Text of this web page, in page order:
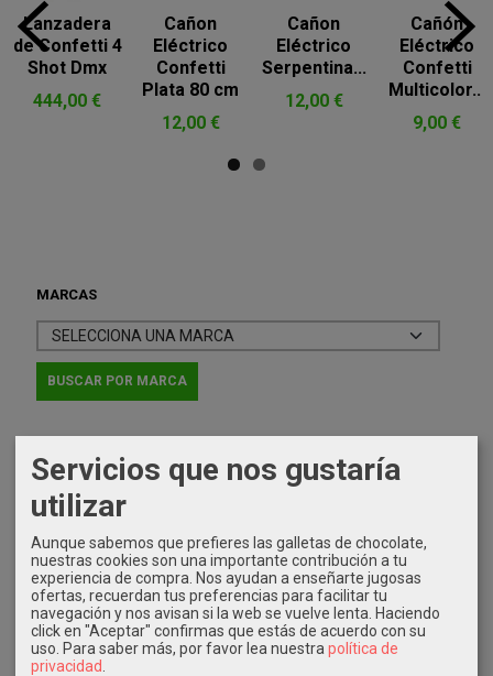
MARCAS
IDIOMA
COSTES DE ENVÍO
GRATIS *
Consultar Destinos
Lanzadera
de Confetti 4
Shot Dmx
444,00 €
Cañon
Eléctrico
Confetti
Plata 80 cm
12,00 €
Cañon
Eléctrico
Serpentina...
12,00 €
Cañón
Eléctrico
Confetti
Multicolor...
9,00 €
Servicios que nos gustaría
utilizar
Aunque sabemos que prefieres las galletas de chocolate,
nuestras cookies son una importante contribución a tu
experiencia de compra. Nos ayudan a enseñarte jugosas
ofertas, recuerdan tus preferencias para facilitar tu
navegación y nos avisan si la web se vuelve lenta. Haciendo
click en "Aceptar" confirmas que estás de acuerdo con su
uso. Para saber más, por favor lea nuestra política de
privacidad